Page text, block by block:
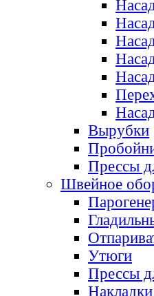
Вырубки
Прессы
Швейное
Утюги
Прессы